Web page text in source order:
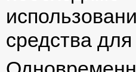
средства